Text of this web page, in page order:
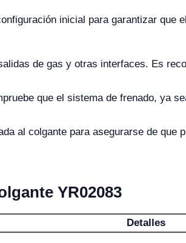
inicial para garantizar que
de gas y otras interfaces. Es
que el sistema de frenado, ya
al colgante para asegurarse de que
YR02083
Detalles